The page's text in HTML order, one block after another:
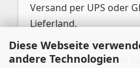
Diese Webseite
andere Technologien
Versand per UPS oder
Lieferland.
Pakete über 25 kg:
Aufteilung in mehrere